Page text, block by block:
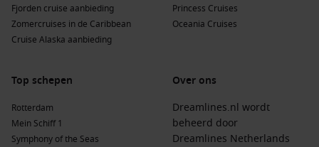
Fjorden cruise aanbieding
Zomercruises in de Caribbean
Cruise Alaska aanbieding
Princess Cruises
Oceania Cruises
Top schepen
Rotterdam
Mein Schiff 1
Symphony of the Seas
Over ons
Dreamlines.nl wordt
beheerd door
Dreamlines Netherlands